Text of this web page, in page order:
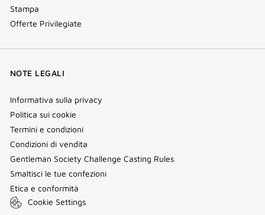
Stampa
Offerte Privilegiate
NOTE LEGALI
Informativa sulla privacy
Politica sui cookie
Termini e condizioni
Condizioni di vendita
Gentleman Society Challenge Casting Rules
Smaltisci le tue confezioni
Etica e conformità
Cookie Settings